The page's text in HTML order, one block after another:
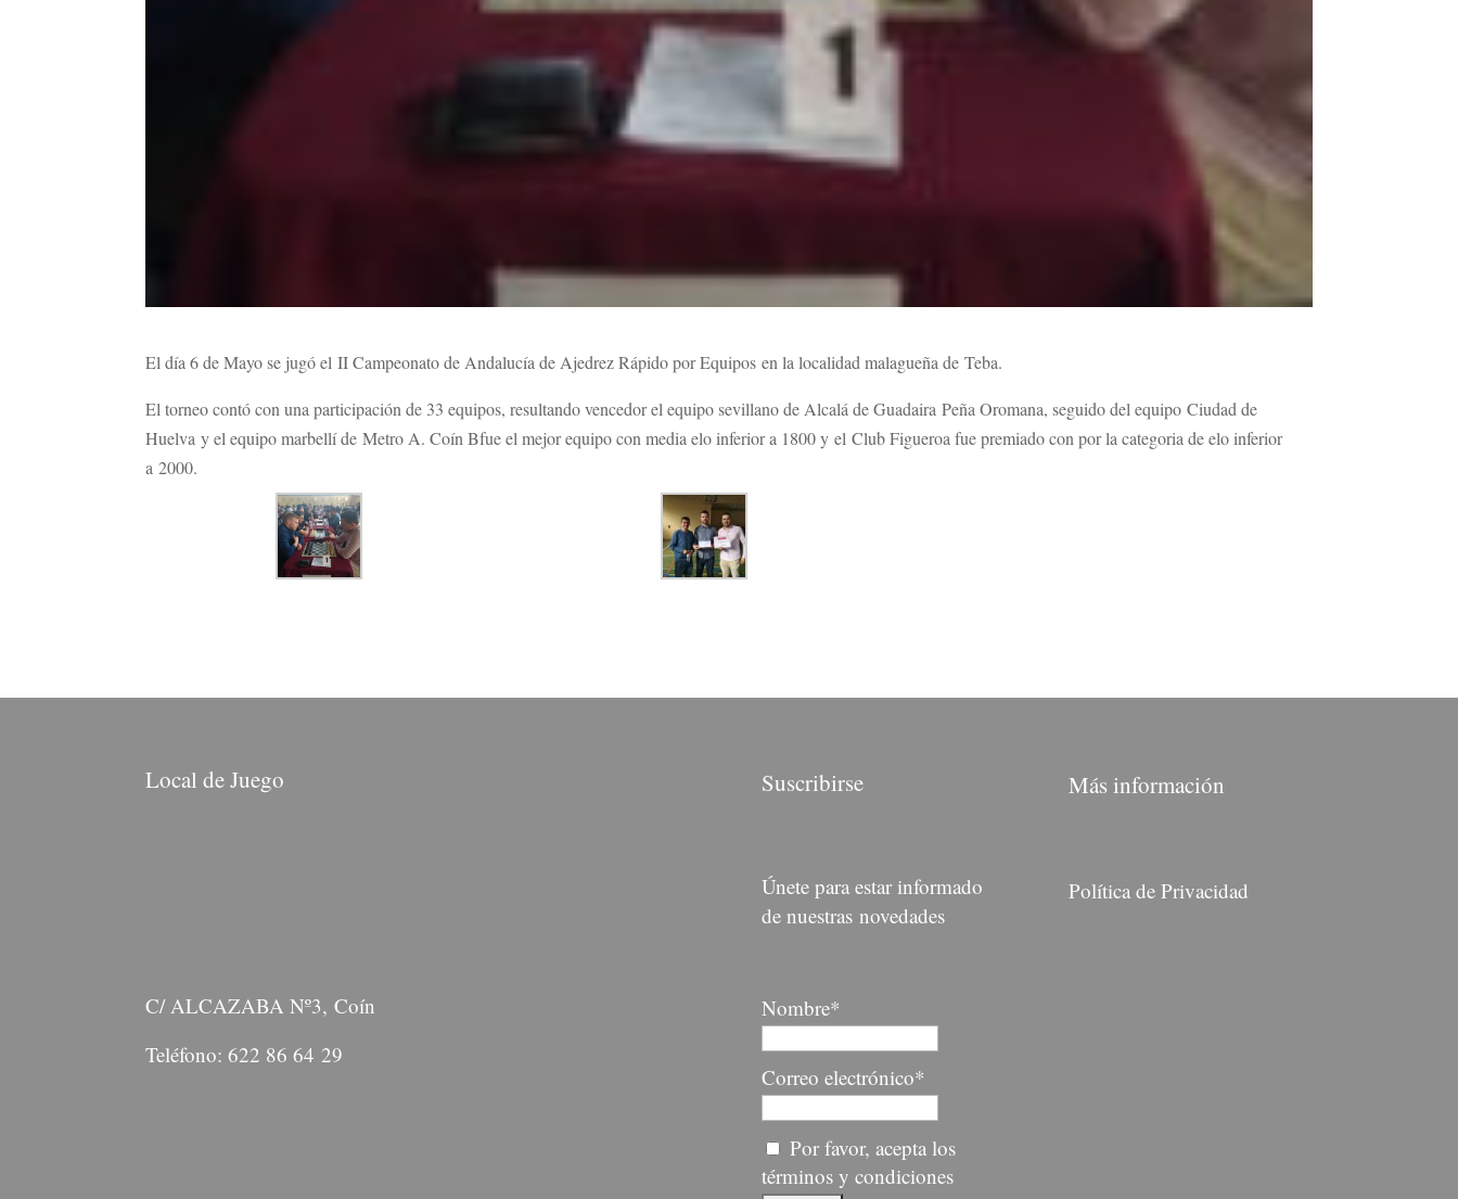
El día 6 de Mayo se jugó el II Campeonato de Andalucía de Ajedrez Rápido por Equipos en la localidad malagueña de Teba.
El torneo contó con una participación de 33 equipos, resultando vencedor el equipo sevillano de Alcalá de Guadaira Peña Oromana, seguido del equipo Ciudad de
Huelva y el equipo marbellí de Metro A. Coín Bfue el mejor equipo con media elo inferior a 1800 y el Club Figueroa fue premiado con por la categoria de elo inferior
a 2000.
Local de Juego
C/ ALCAZABA Nº3, Coín
Teléfono: 622 86 64 29
Suscribirse
Únete para estar informado
de nuestras novedades
Nombre*
Correo electrónico*
Por favor, acepta los
términos y condiciones
Más información
Política de Privacidad